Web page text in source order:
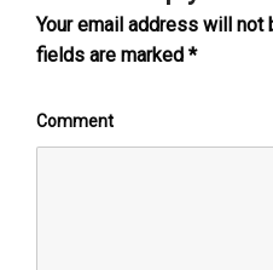
Your email address will not
fields are marked *
Comment